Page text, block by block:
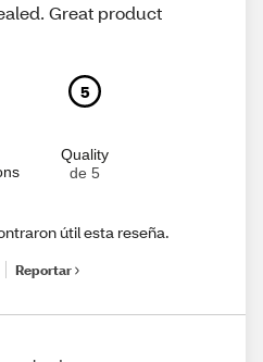
Great product
5
Quality
de 5
útil esta reseña.
Reportar